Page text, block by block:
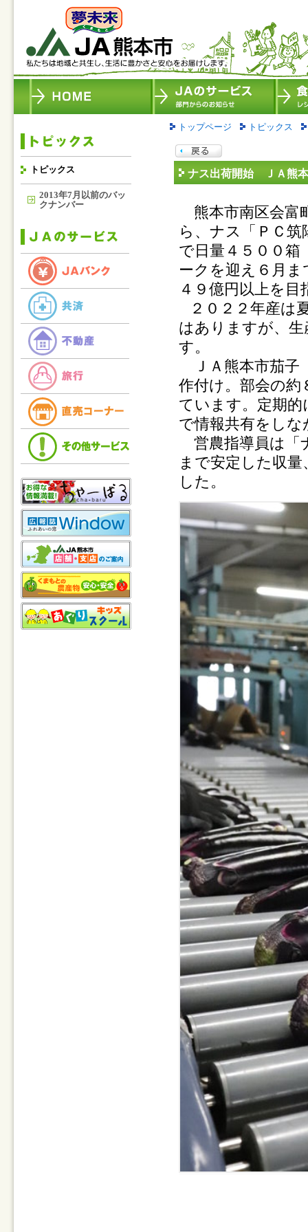
トピックス
2013年7月以前のバッ
クナンバー
トップページ トピックス
ナス出荷開始 ＪＡ熊
熊本市南区会富
ら、ナス「ＰＣ
で日量４５００箱
ークを迎え６月
４９億円以上を目
２０２２年産は
はありますが、
す。
ＪＡ熊本市茄子
作付け。部会の約
ています。定期的
で情報共有をし
営農指導員は「
まで安定した収
した。